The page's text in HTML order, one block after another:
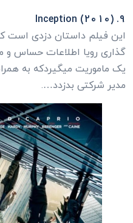
9. Inception (2010)
این فیلم داستان دزدی است
گذاری رویا اطلاعات حساس
یک ماموریت میگیردکه به
مدیر شرکتی بدزدد….